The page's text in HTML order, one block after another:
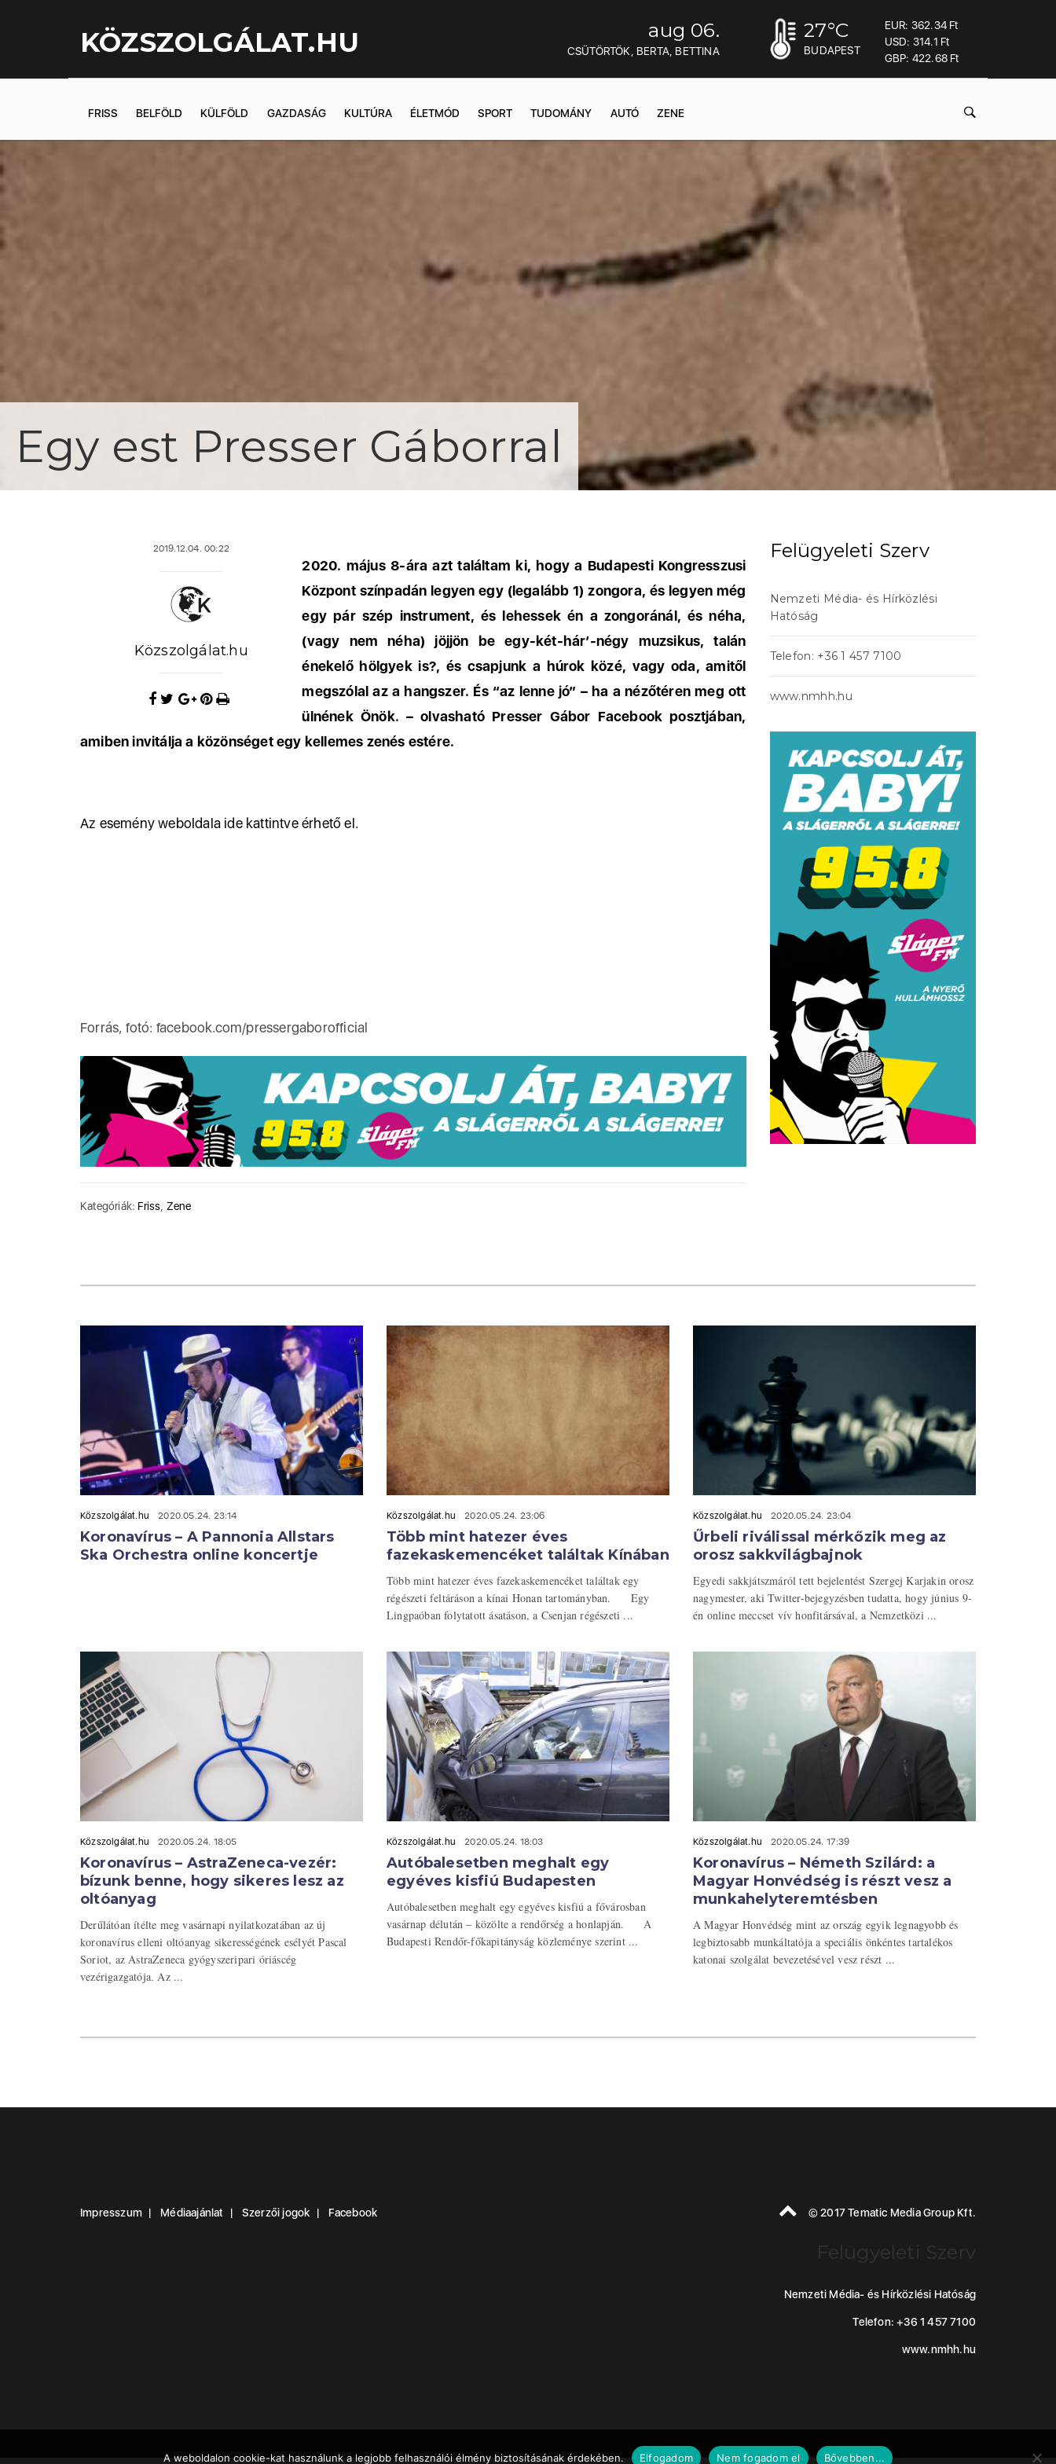
KÖZSZOLGÁLAT.HU aug 06.
CSÜTÖRTÖK, BERTA, BETTINA
27°C
BUDAPEST
EUR: 362.34 Ft
USD: 314.1 Ft
GBP: 422.68 Ft
FRISS BELFÖLD KÜLFÖLD GAZDASÁG KULTÚRA ÉLETMÓD SPORT TUDOMÁNY AUTÓ ZENE
Egy est Presser Gáborral
2019.12.04. 00:22
Közszolgálat.hu
2020. május 8-ára azt találtam ki, hogy a Budapesti Kongresszusi
Központ színpadán legyen egy (legalább 1) zongora, és legyen még
egy pár szép instrument, és lehessek én a zongoránál, és néha,
(vagy nem néha) jöjjön be egy-két-hár’-négy muzsikus, talán
énekelő hölgyek is?, és csapjunk a húrok közé, vagy oda, amitől
megszólal az a hangszer. És “az lenne jó” – ha a nézőtéren meg ott
ülnének Önök. – olvasható Presser Gábor Facebook posztjában,
amiben invitálja a közönséget egy kellemes zenés estére.
Az esemény weboldala ide kattintve érhető el.
Forrás, fotó: facebook.com/pressergaborofficial
Kategóriák: Friss, Zene
Felügyeleti Szerv
Nemzeti Média- és Hírközlési
Hatóság
Telefon: +36 1 457 7100
www.nmhh.hu
Közszolgálat.hu 2020.05.24. 23:14
Koronavírus – A Pannonia Allstars
Ska Orchestra online koncertje
Közszolgálat.hu 2020.05.24. 23:06
Több mint hatezer éves
fazekaskemencéket találtak Kínában
Több mint hatezer éves fazekaskemencéket találtak egy
régészeti feltáráson a kínai Honan tartományban. Egy
Lingpaóban folytatott ásatáson, a Csenjan régészeti ...
Közszolgálat.hu 2020.05.24. 23:04
Űrbeli riválissal mérkőzik meg az
orosz sakkvilágbajnok
Egyedi sakkjátszmáról tett bejelentést Szergej Karjakin orosz
nagymester, aki Twitter-bejegyzésben tudatta, hogy június 9-
én online meccset vív honfitársával, a Nemzetközi ...
Közszolgálat.hu 2020.05.24. 18:05
Koronavírus – AstraZeneca-vezér:
bízunk benne, hogy sikeres lesz az
oltóanyag
Derűlátóan ítélte meg vasárnapi nyilatkozatában az új
koronavírus elleni oltóanyag sikerességének esélyét Pascal
Soriot, az AstraZeneca gyógyszeripari óriáscég
vezérigazgatója. Az ...
Közszolgálat.hu 2020.05.24. 18:03
Autóbalesetben meghalt egy
egyéves kisfiú Budapesten
Autóbalesetben meghalt egy egyéves kisfiú a fővárosban
vasárnap délután – közölte a rendőrség a honlapján. A
Budapesti Rendőr-főkapitányság közleménye szerint ...
Közszolgálat.hu 2020.05.24. 17:39
Koronavírus – Németh Szilárd: a
Magyar Honvédség is részt vesz a
munkahelyteremtésben
A Magyar Honvédség mint az ország egyik legnagyobb és
legbiztosabb munkáltatója a speciális önkéntes tartalékos
katonai szolgálat bevezetésével vesz részt ...
Impresszum Médiaajánlat Szerzői jogok Facebook © 2017 Tematic Media Group Kft.
Felügyeleti Szerv
Nemzeti Média- és Hírközlési Hatóság
Telefon: +36 1 457 7100
www.nmhh.hu
A weboldalon cookie-kat használunk a legjobb felhasználói élmény biztosításának érdekében. Elfogadom Nem fogadom el Bővebben...